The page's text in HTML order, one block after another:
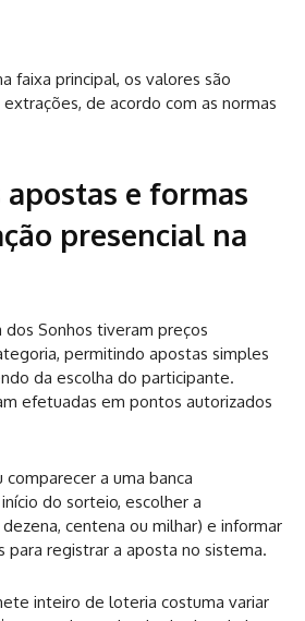
faixa principal, os valores são
de acordo com as normas
e formas
presencial na
Sonhos tiveram preços
permitindo apostas simples
da escolha do participante.
efetuadas em pontos autorizados
comparecer a uma banca
do sorteio, escolher a
centena ou milhar) e informar
para registrar a aposta no sistema.
inteiro de loteria costuma variar